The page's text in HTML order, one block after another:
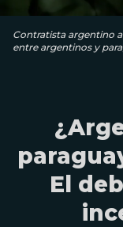
Contratista argentino
entre argentinos y
El